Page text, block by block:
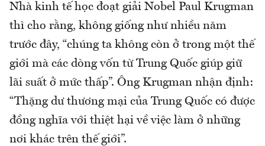
Nhà kinh tế học đoạt giải Nobel Paul Krugman
thì cho rằng, không giống như nhiều năm
trước đây, “chúng ta không còn ở trong một thế
giới mà các dòng vốn từ Trung Quốc giúp giữ
lãi suất ở mức thấp”. Ông Krugman nhận định:
“Thặng dư thương mại của Trung Quốc có được
đồng nghĩa với thiệt hại về việc làm ở những
nơi khác trên thế giới”.